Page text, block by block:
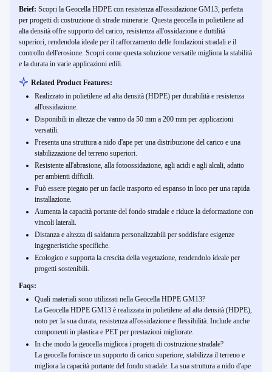
Brief: Scopri la Geocella HDPE con resistenza all'ossidazione GM13, perfetta
per progetti di costruzione di strade minerarie. Questa geocella in polietilene ad
alta densità offre supporto del carico, resistenza all'ossidazione e duttilità
superiori, rendendola ideale per il rafforzamento delle fondazioni stradali e il
controllo dell'erosione. Scopri come questa soluzione versatile migliora la stabilità
e la durata in varie applicazioni edili.
Related Product Features:
Realizzato in polietilene ad alta densità (HDPE) per durabilità e resistenza
all'ossidazione.
Disponibili in altezze che vanno da 50 mm a 200 mm per applicazioni
versatili.
Presenta una struttura a nido d'ape per una distribuzione del carico e una
stabilizzazione del terreno superiori.
Resistente all'abrasione, alla fotoossidazione, agli acidi e agli alcali, adatto
per ambienti difficili.
Può essere piegato per un facile trasporto ed espanso in loco per una rapida
installazione.
Aumenta la capacità portante del fondo stradale e riduce la deformazione con
vincoli laterali.
Distanza e altezza di saldatura personalizzabili per soddisfare esigenze
ingegneristiche specifiche.
Ecologico e supporta la crescita della vegetazione, rendendolo ideale per
progetti sostenibili.
Faqs:
Quali materiali sono utilizzati nella Geocella HDPE GM13?
La Geocella HDPE GM13 è realizzata in polietilene ad alta densità (HDPE),
noto per la sua durata, resistenza all'ossidazione e flessibilità. Include anche
componenti in plastica e PET per prestazioni migliorate.
In che modo la geocella migliora i progetti di costruzione stradale?
La geocella fornisce un supporto di carico superiore, stabilizza il terreno e
migliora la capacità portante del fondo stradale. La sua struttura a nido d'ape